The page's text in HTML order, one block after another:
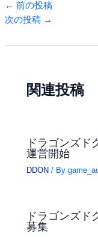
← 前の投稿
次の投稿 →
関連投稿
ドラゴンズド
運営開始
DDON / By
ドラゴンズド
募集